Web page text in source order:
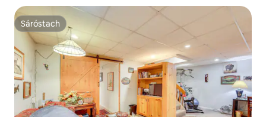
Sáróstach
Sáróstach